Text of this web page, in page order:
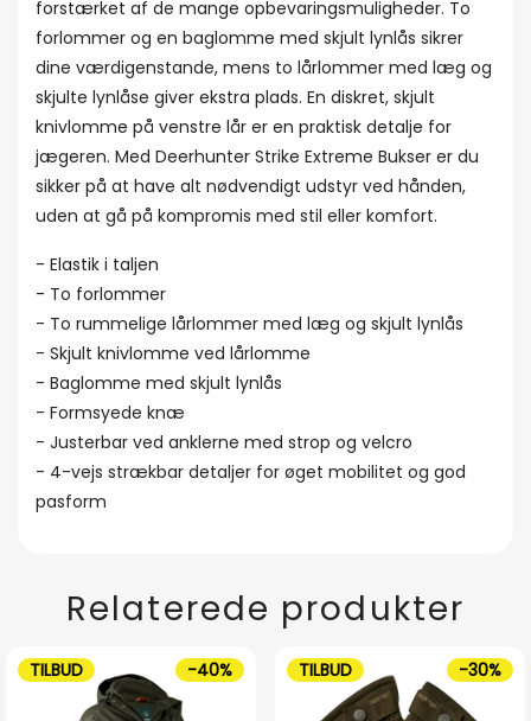
forstærket af de mange opbevaringsmuligheder. To
forlommer og en baglomme med skjult lynlås sikrer
dine værdigenstande, mens to lårlommer med læg og
skjulte lynlåse giver ekstra plads. En diskret, skjult
knivlomme på venstre lår er en praktisk detalje for
jægeren. Med Deerhunter Strike Extreme Bukser er du
sikker på at have alt nødvendigt udstyr ved hånden,
uden at gå på kompromis med stil eller komfort.
- Elastik i taljen
- To forlommer
- To rummelige lårlommer med læg og skjult lynlås
- Skjult knivlomme ved lårlomme
- Baglomme med skjult lynlås
- Formsyede knæ
- Justerbar ved anklerne med strop og velcro
- 4-vejs strækbar detaljer for øget mobilitet og god
pasform
Relaterede produkter
TILBUD -40% TILBUD -30%